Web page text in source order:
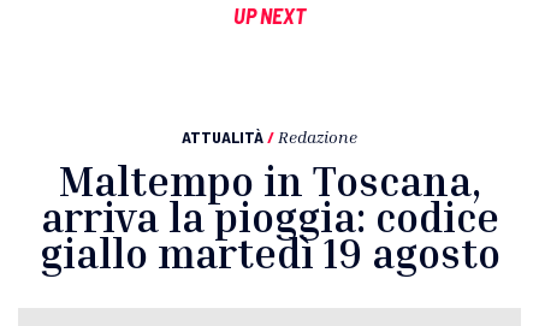
UP NEXT
ATTUALITÀ/ Redazione
Maltempo in Toscana,
arriva la pioggia: codice
giallo martedì 19 agosto